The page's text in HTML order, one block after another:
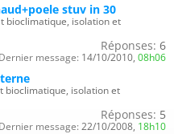
stuv in 30
bioclimatique, isolation et
Réponses: 6
Dernier message: 14/10/2010, 08h06
bioclimatique, isolation et
Réponses: 5
Dernier message: 22/10/2008, 18h10